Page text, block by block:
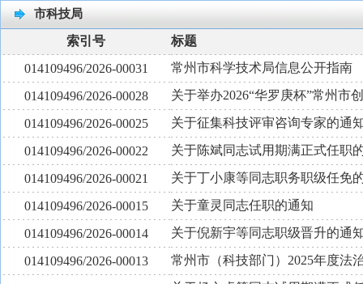
市科技局
索引号
标题
014109496/2026-00031
常州市科学技术局信息公开指南
014109496/2026-00028 关于举办2026“华罗庚杯”常州市
014109496/2026-00025 关于征集科技评审咨询专家的通
014109496/2026-00022 关于陈斌同志试用期满正式任职
014109496/2026-00021 关于丁小康等同志职务职级任免
014109496/2026-00015 关于童灵同志任职的通知
014109496/2026-00014 关于倪新宇等同志职级晋升的通
014109496/2026-00013 常州市（科技部门）2025年度法